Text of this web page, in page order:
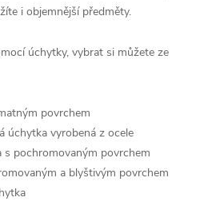
i objemnější předměty.
úchytky, vybrat si můžete ze
povrchem
úchytka vyrobená z ocele
pochromovaným povrchem
a blyštivým povrchem